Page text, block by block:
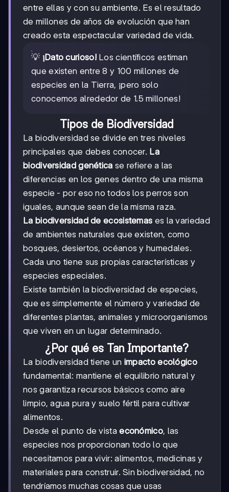
entre ellas y con su ambiente. Es el resultado
de millones de años de evolución que han
creado esta espectacular variedad de vida.
💡 ¡Dato curioso!Los científicos estiman
que existen entre 8 y 100 millones de
especies en la Tierra, ¡pero solo
conocemos alrededor de 1.5 millones!
Tipos de Biodiversidad
La biodiversidad se divide en tres niveles
principales que debes conocer. La
biodiversidad genética se refiere a las
diferencias en los genes dentro de una misma
especie - por eso no todos los perros son
iguales, aunque sean de la misma raza.
La biodiversidad de ecosistemas es la variedad
de ambientes naturales que existen, como
bosques, desiertos, océanos y humedales.
Cada uno tiene sus propias características y
especies especiales.
Existe también la biodiversidad de especies,
que es simplemente el número y variedad de
diferentes plantas, animales y microorganismos
que viven en un lugar determinado.
¿Por qué es Tan Importante?
La biodiversidad tiene un impacto ecológico
fundamental: mantiene el equilibrio natural y
nos garantiza recursos básicos como aire
limpio, agua pura y suelo fértil para cultivar
alimentos.
Desde el punto de vistaeconómico, las
especies nos proporcionan todo lo que
necesitamos para vivir: alimentos, medicinas y
materiales para construir. Sin biodiversidad, no
tendríamos muchas cosas que usas